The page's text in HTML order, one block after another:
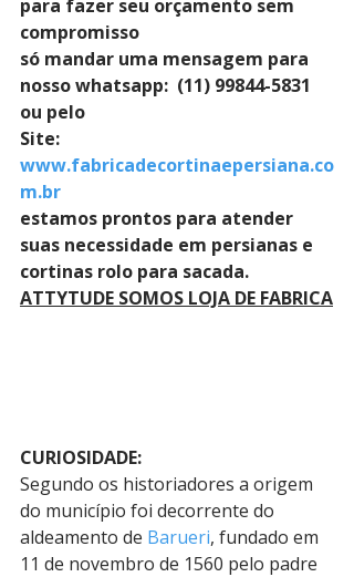
para fazer seu orçamento sem
compromisso
só mandar uma mensagem para
nosso whatsapp:  (11) 99844-5831
ou pelo
Site:
www.fabricadecortinaepersiana.co
m.br
estamos prontos para atender
suas necessidade em persianas e
cortinas rolo para sacada.
ATTYTUDE SOMOS LOJA DE FABRICA
CURIOSIDADE:
Segundo os historiadores a origem
do município foi decorrente do
aldeamento de Barueri, fundado em
11 de novembro de 1560 pelo padre